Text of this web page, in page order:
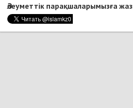
Әлеуметтік парақшаларымызға